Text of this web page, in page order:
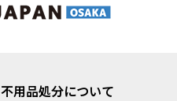
不用品処分について